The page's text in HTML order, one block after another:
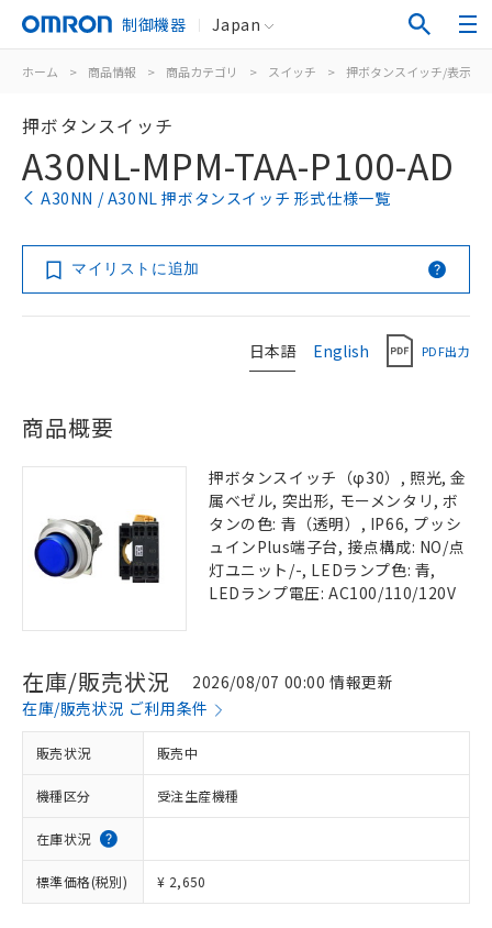
制御機器 Japan
ホーム > 商品情報 > 商品カテゴリ > スイッチ > 押ボタンスイッチ/表示灯
押ボタンスイッチ
A30NL-MPM-TAA-P100-AD
A30NN / A30NL 押ボタンスイッチ 形式仕様一覧
マイリストに追加
日本語 English PDF出力
商品概要
押ボタンスイッチ（φ30）, 照光, 金
属ベゼル, 突出形, モーメンタリ, ボ
タンの色: 青（透明）, IP66, プッシ
ュインPlus端子台, 接点構成: NO/点
灯ユニット/-, LEDランプ色: 青,
LEDランプ電圧: AC100/110/120V
在庫/販売状況
2026/08/07 00:00 情報更新
在庫/販売状況 ご利用条件
販売状況 販売中
機種区分 受注生産機種
在庫状況
標準価格(税別) ¥ 2,650